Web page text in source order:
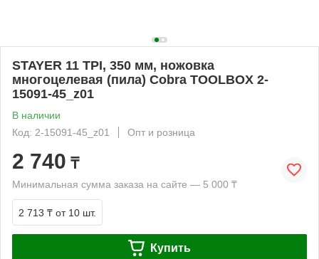
STAYER 11 TPI, 350 мм, ножовка
многоцелевая (пила) Cobra TOOLBOX 2-
15091-45_z01
В наличии
Код: 2-15091-45_z01
Опт и розница
2 740 ₸
Минимальная сумма заказа на сайте — 5 000 ₸
2 713 ₸ от 10 шт.
Купить